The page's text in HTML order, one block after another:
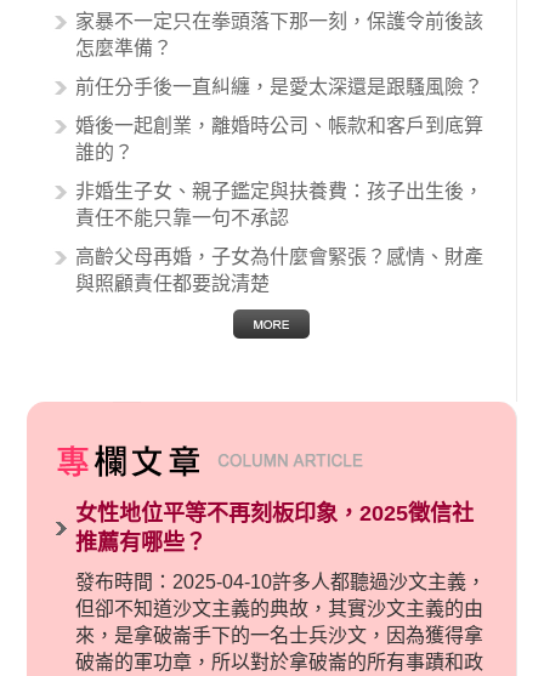
生與病患之間引起的糾紛還是經常發生。很多案
例中最後都走向訴訟流程，我們如果不幸遇到相
的內容其實非常多，有些案例…
家暴不一定只在拳頭落下那一刻，保護令前後該
怎麼準備？
前任分手後一直糾纏，是愛太深還是跟騷風險？
婚後一起創業，離婚時公司、帳款和客戶到底算
誰的？
非婚生子女、親子鑑定與扶養費：孩子出生後，
責任不能只靠一句不承認
高齡父母再婚，子女為什麼會緊張？感情、財產
與照顧責任都要說清楚
女性地位平等不再刻板印象，2025徵信社
推薦有哪些？
發布時間：2025-04-10許多人都聽過沙文主義，
但卻不知道沙文主義的典故，其實沙文主義的由
來，是拿破崙手下的一名士兵沙文，因為獲得拿
破崙的軍功章，所以對於拿破崙的所有事蹟和政